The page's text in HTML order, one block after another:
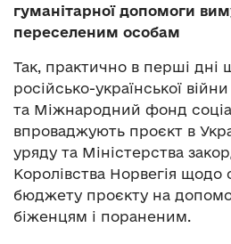
гуманітарної допомоги
переселеним особам
Так, практично в перші дні
російсько-української
та Міжнародний фонд
впроваджують проєкт в
уряду та Міністерства
Королівства Норвегія щодо
бюджету проєкту на
біженцям і пораненим.